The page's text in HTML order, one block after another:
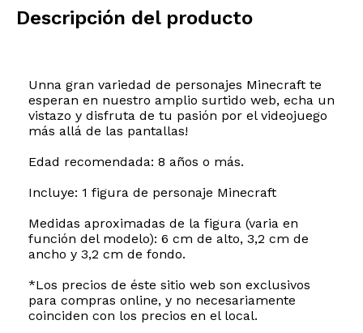
Descripción del producto
Unna gran variedad de personajes Minecraft te
esperan en nuestro amplio surtido web, echa un
vistazo y disfruta de tu pasión por el videojuego
más allá de las pantallas!
Edad recomendada: 8 años o más.
Incluye: 1 figura de personaje Minecraft
Medidas aproximadas de la figura (varia en
función del modelo): 6 cm de alto, 3,2 cm de
ancho y 3,2 cm de fondo.
*Los precios de éste sitio web son exclusivos
para compras online, y no necesariamente
coinciden con los precios en el local.